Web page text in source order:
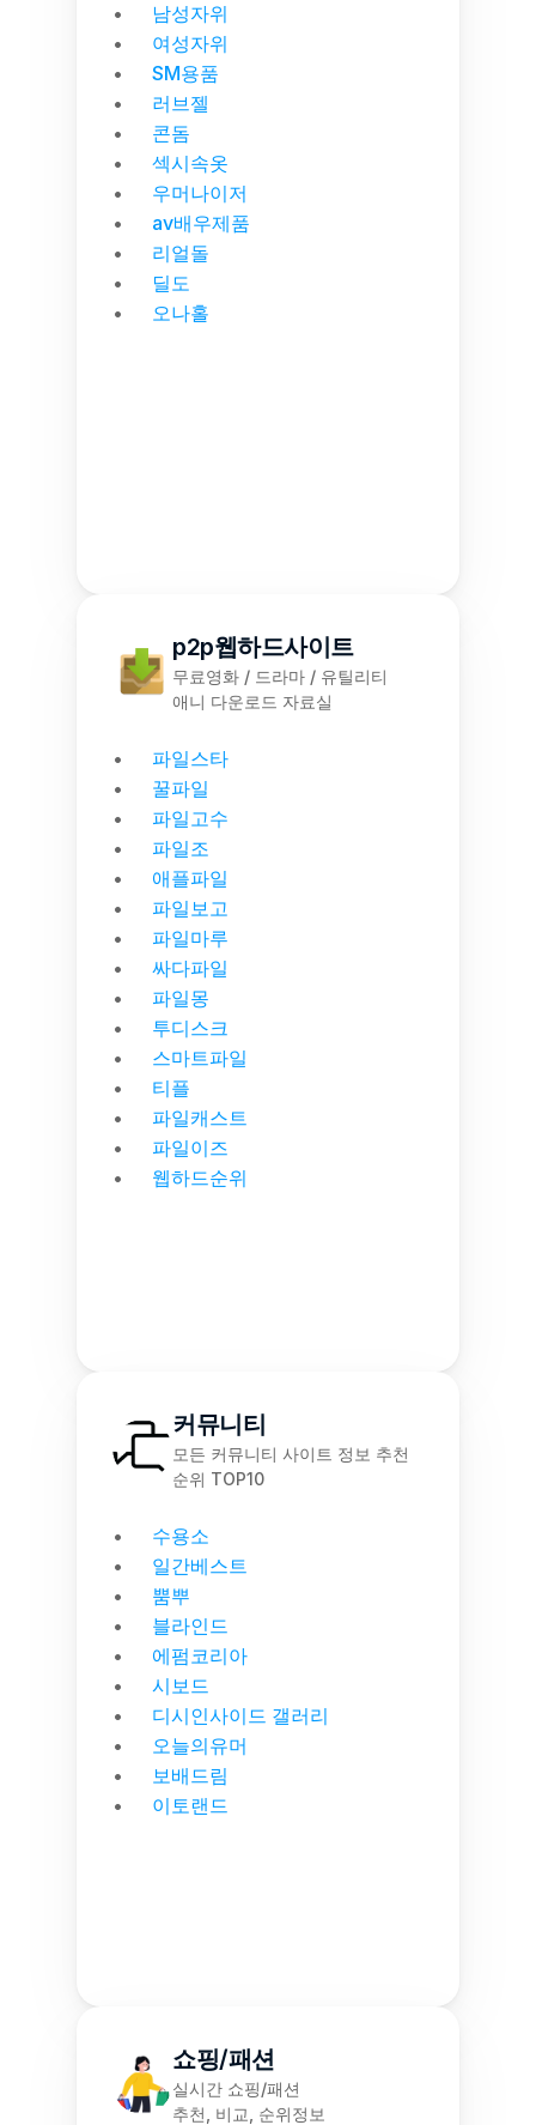
남성자위
여성자위
SM용품
러브젤
콘돔
섹시속옷
우머나이저
av배우제품
리얼돌
딜도
오나홀
p2p웹하드사이트
무료영화 / 드라마 / 유틸리티
애니 다운로드 자료실
파일스타
꿀파일
파일고수
파일조
애플파일
파일보고
파일마루
싸다파일
파일몽
투디스크
스마트파일
티플
파일캐스트
파일이즈
웹하드순위
커뮤니티
모든 커뮤니티 사이트 정보 추천
순위 TOP10
수용소
일간베스트
뿜뿌
블라인드
에펌코리아
시보드
디시인사이드 갤러리
오늘의유머
보배드림
이토랜드
쇼핑/패션
실시간 쇼핑/패션
추천, 비교, 순위정보